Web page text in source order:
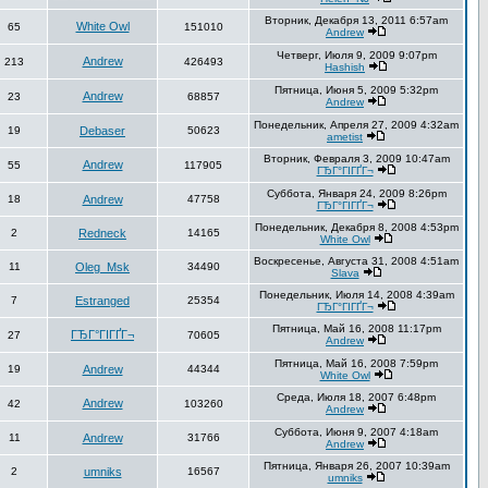
65 White Owl 151010
Вторник, Декабря 13, 2011 6:57am
Andrew
213 Andrew 426493
Четверг, Июля 9, 2009 9:07pm
Hashish
23 Andrew 68857
Пятница, Июня 5, 2009 5:32pm
Andrew
19 Debaser 50623
Понедельник, Апреля 27, 2009 4:32am
ametist
55 Andrew 117905
Вторник, Февраля 3, 2009 10:47am
ГЂГ°ГІГҐГ¬
18 Andrew 47758
Суббота, Января 24, 2009 8:26pm
ГЂГ°ГІГҐГ¬
2 Redneck 14165
Понедельник, Декабря 8, 2008 4:53pm
White Owl
11 Oleg_Msk 34490
Воскресенье, Августа 31, 2008 4:51am
Slava
7 Estranged 25354
Понедельник, Июля 14, 2008 4:39am
ГЂГ°ГІГҐГ¬
27 ГЂГ°ГІГҐГ¬ 70605
Пятница, Май 16, 2008 11:17pm
Andrew
19 Andrew 44344
Пятница, Май 16, 2008 7:59pm
White Owl
42 Andrew 103260
Среда, Июля 18, 2007 6:48pm
Andrew
11 Andrew 31766
Суббота, Июня 9, 2007 4:18am
Andrew
2 umniks 16567
Пятница, Января 26, 2007 10:39am
umniks